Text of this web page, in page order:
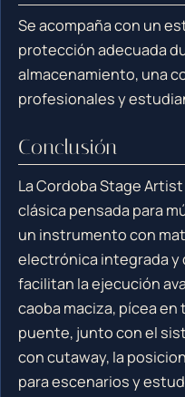
Se acompaña con un
protección adecuada
almacenamiento, una
profesionales y
Conclusión
La Cordoba Stage
clásica pensada para
un instrumento con
electrónica integrada
facilitan la ejecución
caoba maciza, pícea en
puente, junto con el
con cutaway, la
para escenarios y